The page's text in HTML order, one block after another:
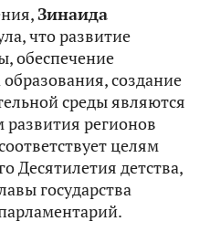
Зинаида
что развитие
обеспечение
создание
среды являются
регионов
целям
Десятилетия детства,
государства